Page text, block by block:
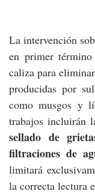
La intervención
en primer
caliza para
producidas por
como musgos y
trabajos incluirán
sellado de
filtraciones de
limitará
la correcta lectura